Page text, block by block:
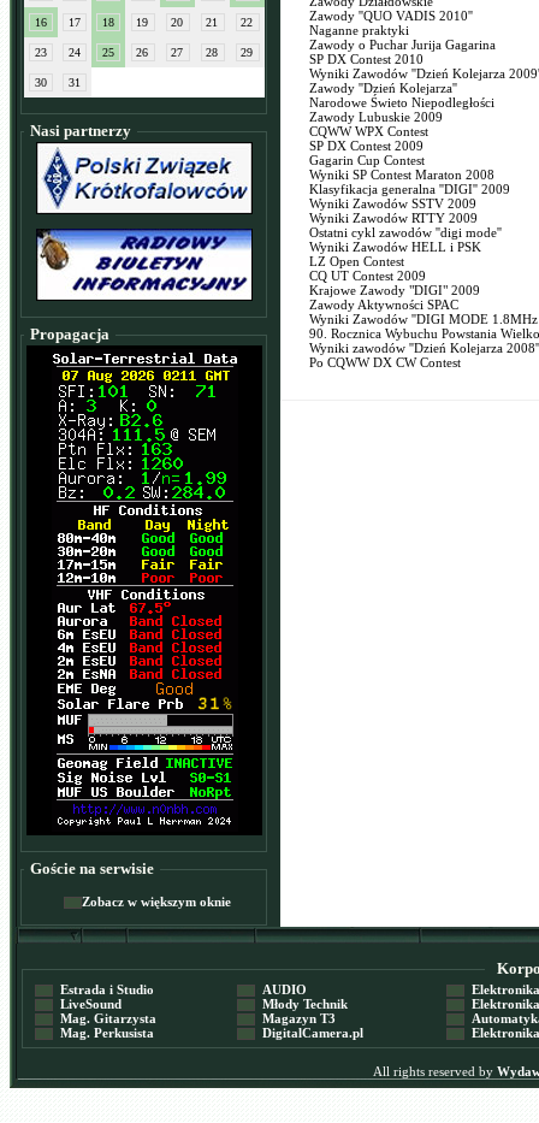
16 17 18 19 20 21 22
23 24 25 26 27 28 29
30 31
Nasi partnerzy
Propagacja
Goście na serwisie
Zobacz w większym oknie
Zawody ''QUO VADIS 2010''
Naganne praktyki
Zawody o Puchar Jurija Gagarina
SP DX Contest 2010
Wyniki Zawodów ''Dzień Kolejarza
Zawody ''Dzień Kolejarza''
Narodowe Świeto Niepodległości
Zawody Lubuskie 2009
CQWW WPX Contest
SP DX Contest 2009
Gagarin Cup Contest
Wyniki SP Contest Maraton 2008
Klasyfikacja generalna ''DIGI'' 2009
Wyniki Zawodów SSTV 2009
Wyniki Zawodów RTTY 2009
Ostatni cykl zawodów ''digi mode''
Wyniki Zawodów HELL i PSK
LZ Open Contest
CQ UT Contest 2009
Krajowe Zawody "DIGI" 2009
Zawody Aktywności SPAC
Wyniki Zawodów ''DIGI MODE
90. Rocznica Wybuchu Powstania
Wyniki zawodów ''Dzień Kolejarza 2008''
Po CQWW DX CW Contest
Estrada i Studio
LiveSound
Mag. Gitarzysta
Mag. Perkusista
AUDIO
Młody Technik
Magazyn T3
DigitalCamera.pl
Elektronika
Elektronika
Automatyka
Elektronika
All rights reserved by